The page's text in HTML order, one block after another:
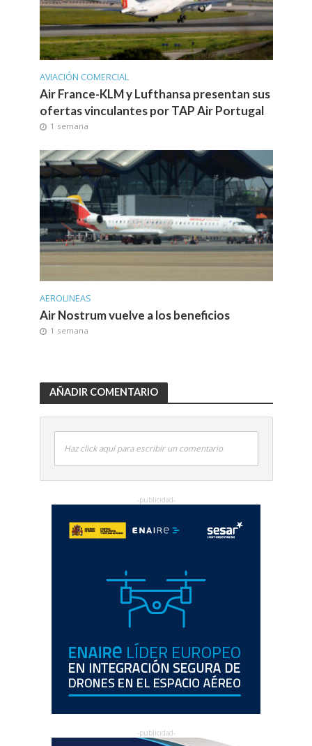
AVIACIÓN COMERCIAL
Air France-KLM y Lufthansa presentan sus
ofertas vinculantes por TAP Air Portugal
1 semana
AEROLINEAS
Air Nostrum vuelve a los beneficios
1 semana
AÑADIR COMENTARIO
Haz click aquí para escribir un comentario